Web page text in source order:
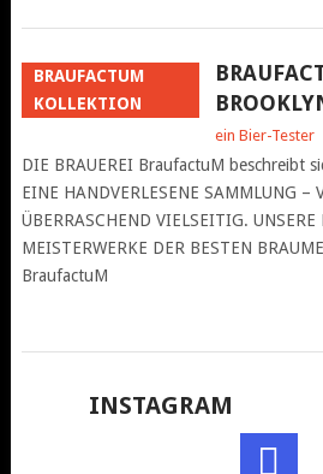
BRAUFACTUM
KOLLEKTION
ein Bier-Tester
DIE BRAUEREI BraufactuM beschreibt
EINE HANDVERLESENE SAMMLUNG –
ÜBERRASCHEND VIELSEITIG.
MEISTERWERKE DER BESTEN
BraufactuM
INSTAGRAM